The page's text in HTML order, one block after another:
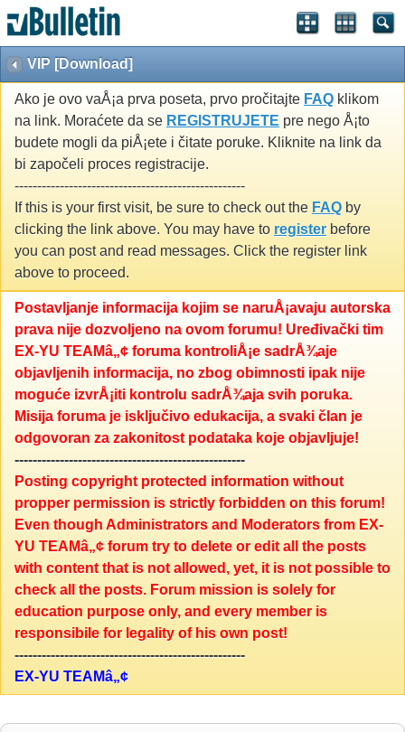
VIP [Download]
Ako je ovo vaÅ¡a prva poseta, prvo pročitajte FAQ klikom
na link. Moraćete da se REGISTRUJETE pre nego Å¡to
budete mogli da piÅ¡ete i čitate poruke. Kliknite na link da
bi započeli proces registracije.
---------------------------------------------------
If this is your first visit, be sure to check out the FAQ by
clicking the link above. You may have to register before
you can post and read messages. Click the register link
above to proceed.
Postavljanje informacija kojim se naruÅ¡avaju autorska
prava nije dozvoljeno na ovom forumu! Uređivački tim
EX-YU TEAMâ„¢ foruma kontroliÅ¡e sadrÅ¾aje
objavljenih informacija, no zbog obimnosti ipak nije
moguće izvrÅ¡iti kontrolu sadrÅ¾aja svih poruka.
Misija foruma je isključivo edukacija, a svaki član je
odgovoran za zakonitost podataka koje objavljuje!
---------------------------------------------------
Posting copyright protected information without
propper permission is strictly forbidden on this forum!
Even though Administrators and Moderators from EX-
YU TEAMâ„¢ forum try to delete or edit all the posts
with content that is not allowed, yet, it is not possible to
check all the posts. Forum mission is solely for
education purpose only, and every member is
responsibile for legality of his own post!
---------------------------------------------------
EX-YU TEAMâ„¢